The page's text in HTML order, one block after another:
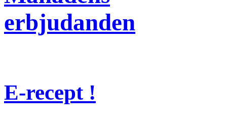
erbjudanden
E-recept !